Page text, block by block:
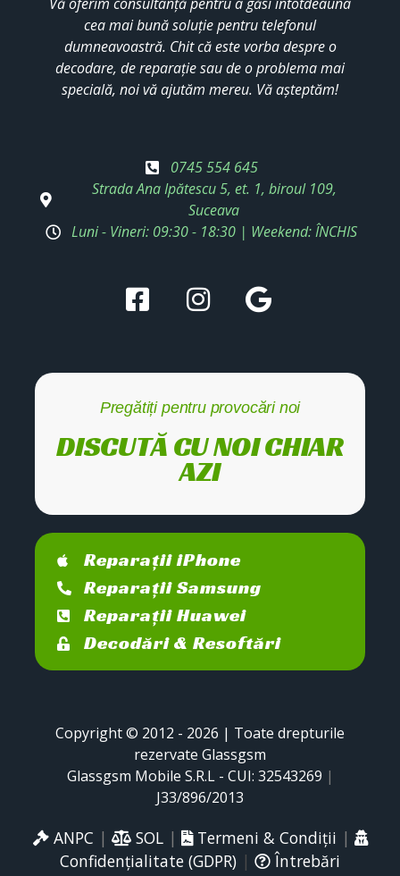
cea mai bună soluție pentru telefonul
dumneavoastră. Chit că este vorba despre o
decodare, de reparație sau de o problema mai
specială, noi vă ajutăm mereu. Vă așteptăm!
0745 554 645
Strada Ana Ipătescu 5, et. 1, biroul 109,
Suceava
Luni - Vineri: 09:30 - 18:30 | Weekend: ÎNCHIS
Pregătiți pentru provocări noi
DISCUTĂ CU NOI CHIAR
AZI
Reparații iPhone
Reparații Samsung
Reparații Huawei
Decodări & Resoftări
Copyright © 2012 - 2026 | Toate drepturile
rezervate Glassgsm
Glassgsm Mobile S.R.L - CUI: 32543269 |
J33/896/2013
ANPC | SOL| Termeni & Condiții |
Confidențialitate (GDPR) |
Întrebări